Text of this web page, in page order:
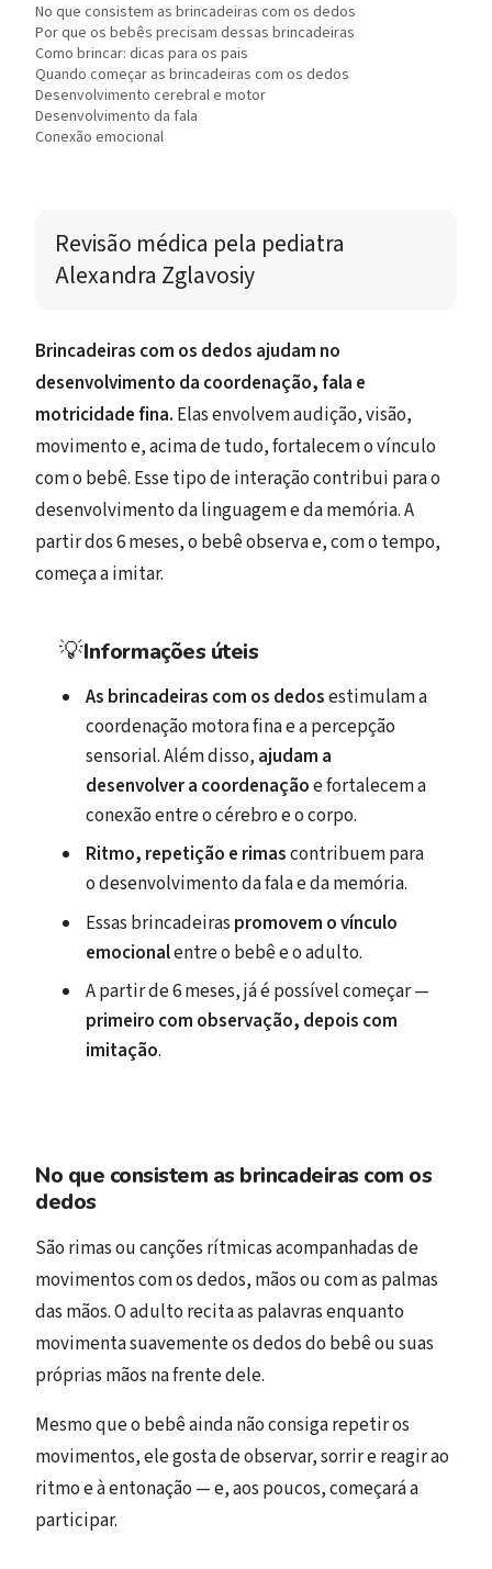
No que consistem as brincadeiras com os dedos
Por que os bebês precisam dessas brincadeiras
Como brincar: dicas para os pais
Quando começar as brincadeiras com os dedos
Desenvolvimento cerebral e motor
Desenvolvimento da fala
Conexão emocional
Revisão médica
Alexandra Zglavosiy
Brincadeiras com os dedos ajudam no
desenvolvimento da coordenação, fala e
motricidade fina. Elas envolvem audição, visão,
movimento e, acima de tudo, fortalecem o vínculo
com o bebê. Esse tipo de interação contribui para o
desenvolvimento da linguagem e da memória. A
partir dos 6 meses, o bebê observa e, com o tempo,
começa a imitar.
💡Informações úteis
As brincadeiras com os dedosestimulam a
coordenação motora fina e a percepção
sensorial. Além disso, ajudam a
desenvolver a coordenaçãoe fortalecem a
conexão entre o cérebro e o corpo.
Ritmo, repetição e rimascontribuem para
o desenvolvimento da fala e da memória.
Essas brincadeiras promovem o vínculo
emocionalentre o bebê e o adulto.
A partir de 6 meses, já é possível começar —
primeiro com observação, depois com
imitação.
No que consistem as brincadeiras com os
dedos
São rimas ou canções rítmicas acompanhadas de
movimentos com os dedos, mãos ou com as palmas
das mãos. O adulto recita as palavras enquanto
movimenta suavemente os dedos do bebê ou suas
próprias mãos na frente dele.
Mesmo que o bebê ainda não consiga repetir os
movimentos, ele gosta de observar, sorrir e reagir ao
ritmo e à entonação — e, aos poucos, começará a
participar.